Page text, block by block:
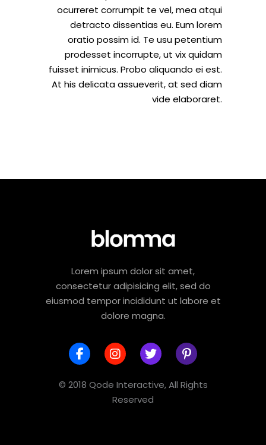
ocurreret corrumpit te vel, mea atqui
detracto dissentias eu. Eum lorem
oratio possim id. Te usu petentium
prodesset incorrupte, ut vix quidam
fuisset inimicus. Probo aliquando ei est.
At his delicata assueverit, at sed diam
vide elaboraret.
Lorem ipsum dolor sit amet,
consectetur adipisicing elit, sed do
eiusmod tempor incididunt ut labore et
dolore magna.
© 2018 Qode Interactive, All Rights
Reserved